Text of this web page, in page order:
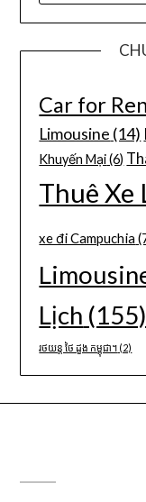
Car for
Limousine (14)
Khuyến Mại(6)
Thuê Xe
xe đi Campuchia
Lịch (155)
រថយន្ត ថៃ ដួង កម្ពុជា។ (2)